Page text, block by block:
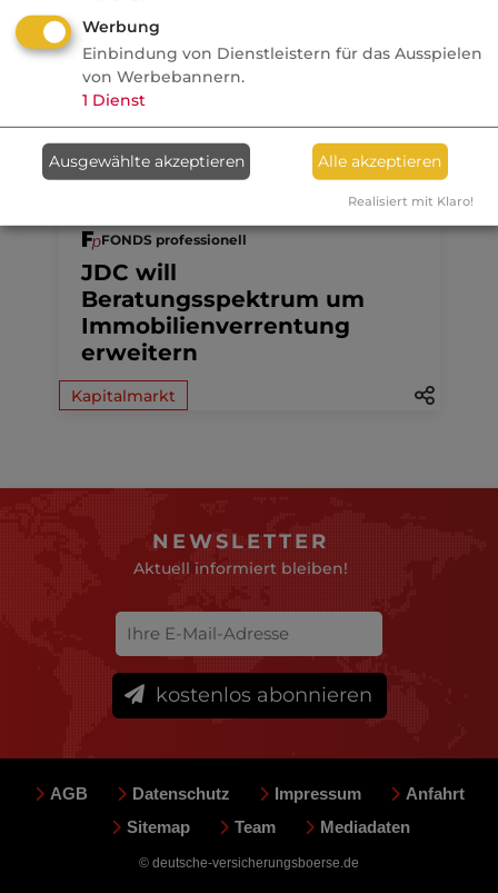
Ein MVP-Wechsel kostet
Monate, Nerven und Geld
FONDS professionell
JDC will
Beratungsspektrum um
Immobilienverrentung
erweitern
Kapitalmarkt
NEWSLETTER
Aktuell informiert bleiben!
kostenlos abonnieren
AGB Datenschutz Impressum
Anfahrt
Sitemap
Team Mediadaten
© deutsche-versicherungsboerse.de
Werbung
Einbindung von Dienstleistern für das Ausspielen
von Werbebannern.
1 Dienst
Ausgewählte akzeptieren Alle akzeptieren
Realisiert mit Klaro!